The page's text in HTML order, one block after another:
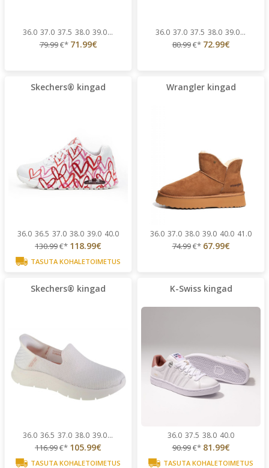
36.0 37.0 37.5 38.0 39.0...
79.99€* 71.99€
36.0 37.0 37.5 38.0 39.0...
80.99€* 72.99€
Skechers® kingad
36.0 36.5 37.0 38.0 39.0 40.0
130.99€* 118.99€
TASUTA KOHALETOIMETUS
Wrangler kingad
36.0 37.0 38.0 39.0 40.0 41.0
74.99€* 67.99€
Skechers® kingad
36.0 36.5 37.0 38.0 39.0...
116.99€* 105.99€
TASUTA KOHALETOIMETUS
K-Swiss kingad
36.0 37.5 38.0 40.0
90.99€* 81.99€
TASUTA KOHALETOIMETUS